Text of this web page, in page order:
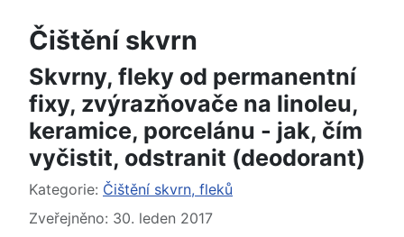
Čištění skvrn
Skvrny, fleky od permanentní
fixy, zvýrazňovače na linoleu,
keramice, porcelánu - jak, čím
vyčistit, odstranit (deodorant)
Základní údaje
Kategorie: Čištění skvrn, fleků
Zveřejněno: 30. leden 2017